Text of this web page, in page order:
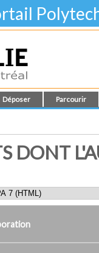
Déposer Parcourir
DONT